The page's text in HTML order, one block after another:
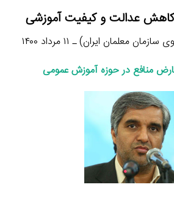
عدالت و کیفیت آموزشی
معلمان ایران) ـ ۱۱ مرداد ۱۴۰۰
منافع در حوزه آموزش عمومی